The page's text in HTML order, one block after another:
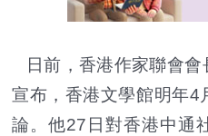
日前，香港作家聯會會
宣布，香港文學館明年4
論。他27日對香港中通